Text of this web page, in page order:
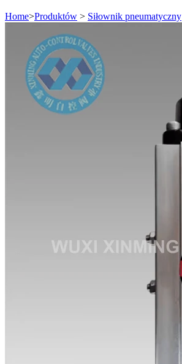
Home>Produktów > Siłownik pneumatyczny